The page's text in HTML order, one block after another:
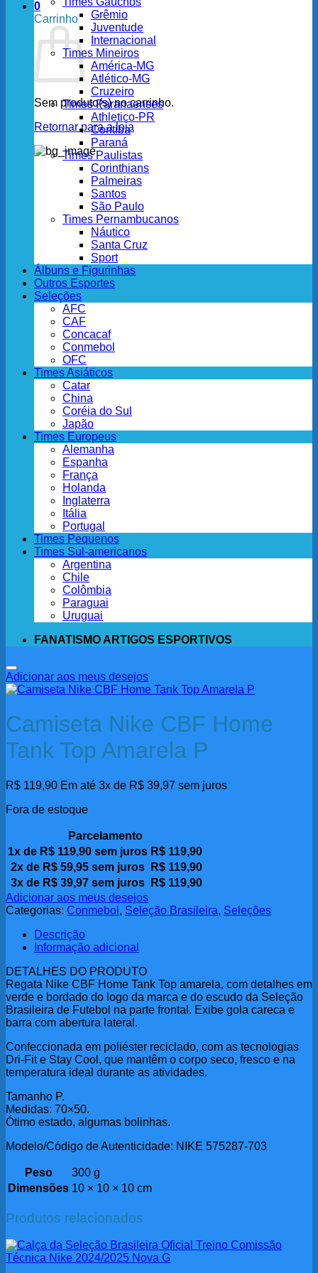
0
Carrinho
Sem produto(s) no carrinho.
Retornar para a loja
Grêmio
Juventude
Internacional
Times Mineiros
América-MG
Atlético-MG
Cruzeiro
Times Paranaenses
Athletico-PR
Coritiba
Paraná
Times Paulistas
Corinthians
Palmeiras
Santos
São Paulo
Times Pernambucanos
Náutico
Santa Cruz
Sport
Álbuns e Figurinhas
Outros Esportes
Seleções
AFC
CAF
Concacaf
Conmebol
OFC
Times Asiáticos
Catar
China
Coréia do Sul
Japão
Times Europeus
Alemanha
Espanha
França
Holanda
Inglaterra
Itália
Portugal
Times Pequenos
Times Sul-americanos
Argentina
Chile
Colômbia
Paraguai
Uruguai
FANATISMO ARTIGOS ESPORTIVOS
Adicionar aos meus desejos
Camiseta Nike CBF Home
Tank Top Amarela P
R$ 119,90 Em até 3x de R$ 39,97 sem juros
Fora de estoque
Parcelamento
1x de R$ 119,90 sem juros R$ 119,90
2x de R$ 59,95 sem juros R$ 119,90
3x de R$ 39,97 sem juros R$ 119,90
Adicionar aos meus desejos
Categorias: Conmebol , Seleção Brasileira, Seleções
Descrição
Informação adicional
DETALHES DO PRODUTO
Regata Nike CBF Home Tank Top amarela, com detalhes em
verde e bordado do logo da marca e do escudo da Seleção
Brasileira de Futebol na parte frontal. Exibe gola careca e
barra com abertura lateral.
Confeccionada em poliéster reciclado, com as tecnologias
Dri-Fit e Stay Cool, que mantêm o corpo seco, fresco e na
temperatura ideal durante as atividades.
Tamanho P.
Medidas: 70×50.
Ótimo estado, algumas bolinhas.
Modelo/Código de Autenticidade: NIKE 575287-703
Peso
300 g
Dimensões 10 × 10 × 10 cm
Produtos relacionados